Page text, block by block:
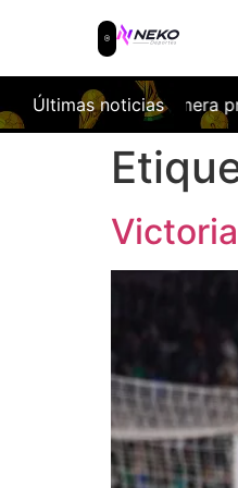
Últimas noticias
del ‘stage’ italiano